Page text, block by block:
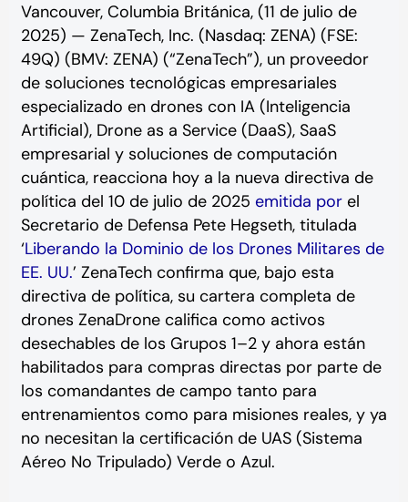
Vancouver, Columbia Británica, (11 de julio de
2025) — ZenaTech, Inc. (Nasdaq: ZENA) (FSE:
49Q) (BMV: ZENA) (“ZenaTech”), un proveedor
de soluciones tecnológicas empresariales
especializado en drones con IA (Inteligencia
Artificial), Drone as a Service (DaaS), SaaS
empresarial y soluciones de computación
cuántica, reacciona hoy a la nueva directiva de
política del 10 de julio de 2025 emitida porel
Secretario de Defensa Pete Hegseth, titulada
‘Liberando la Dominio de los Drones Militares de
EE. UU.’ ZenaTech confirma que, bajo esta
directiva de política, su cartera completa de
drones ZenaDrone califica como activos
desechables de los Grupos 1–2 y ahora están
habilitados para compras directas por parte de
los comandantes de campo tanto para
entrenamientos como para misiones reales, y ya
no necesitan la certificación de UAS (Sistema
Aéreo No Tripulado) Verde o Azul.